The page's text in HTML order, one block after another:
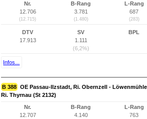
Nr.
12.706
(12.715)
B-Rang
3.781
(1.480)
L-Rang
687
(283)
DTV
17.913
SV
1.111
(6,2%)
BPL
Infos...
B 388 OE Passau-Ilzstadt, Ri. Obernzell -
Ri. Thyrnau (St 2132)
Nr.
12.707
B-Rang
4.140
L-Rang
763